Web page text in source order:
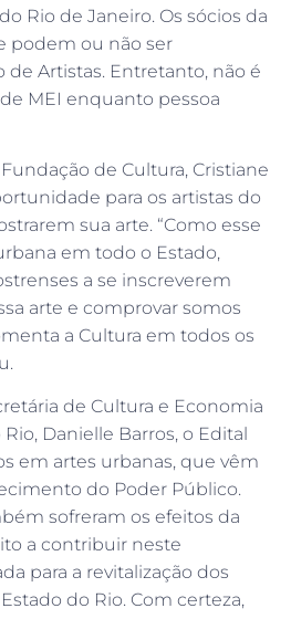
Rio de Janeiro. Os sócios da
podem ou não ser
Artistas. Entretanto, não é
MEI enquanto pessoa
de Cultura, Cristiane
para os artistas do
sua arte. “Como esse
em todo o Estado,
a se inscreverem
arte e comprovar somos
a Cultura em todos os
de Cultura e Economia
Danielle Barros, o Edital
em artes urbanas, que vêm
do Poder Público.
sofreram os efeitos da
a contribuir neste
para a revitalização dos
do Rio. Com certeza,